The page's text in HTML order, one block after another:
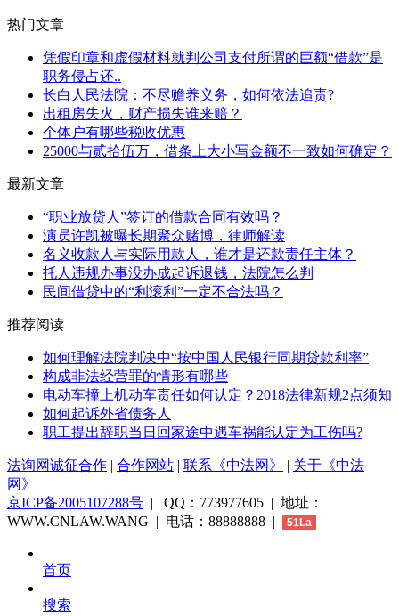
热门文章
凭假印章和虚假材料就判公司支付所谓的巨额“借款”是
职务侵占还..
长白人民法院：不尽赡养义务，如何依法追责?
出租房失火，财产损失谁来赔？
个体户有哪些税收优惠
25000与贰拾伍万，借条上大小写金额不一致如何确定？
最新文章
“职业放贷人”签订的借款合同有效吗？
演员许凯被曝长期聚众赌博，律师解读
名义收款人与实际用款人，谁才是还款责任主体？
托人违规办事没办成起诉退钱，法院怎么判
民间借贷中的“利滚利”一定不合法吗？
推荐阅读
如何理解法院判决中“按中国人民银行同期贷款利率”
构成非法经营罪的情形有哪些
电动车撞上机动车责任如何认定？2018法律新规2点须知
如何起诉外省债务人
职工提出辞职当日回家途中遇车祸能认定为工伤吗?
法询网诚征合作 | 合作网站 | 联系《中法网》 | 关于《中法
网》
京ICP备2005107288号 | QQ：773977605 | 地址：
WWW.CNLAW.WANG | 电话：88888888 |
51La
首页
搜索